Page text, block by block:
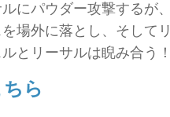
にパウダー攻撃するが
場外に落とし、そして
とリーサルは睨み合う！
ら